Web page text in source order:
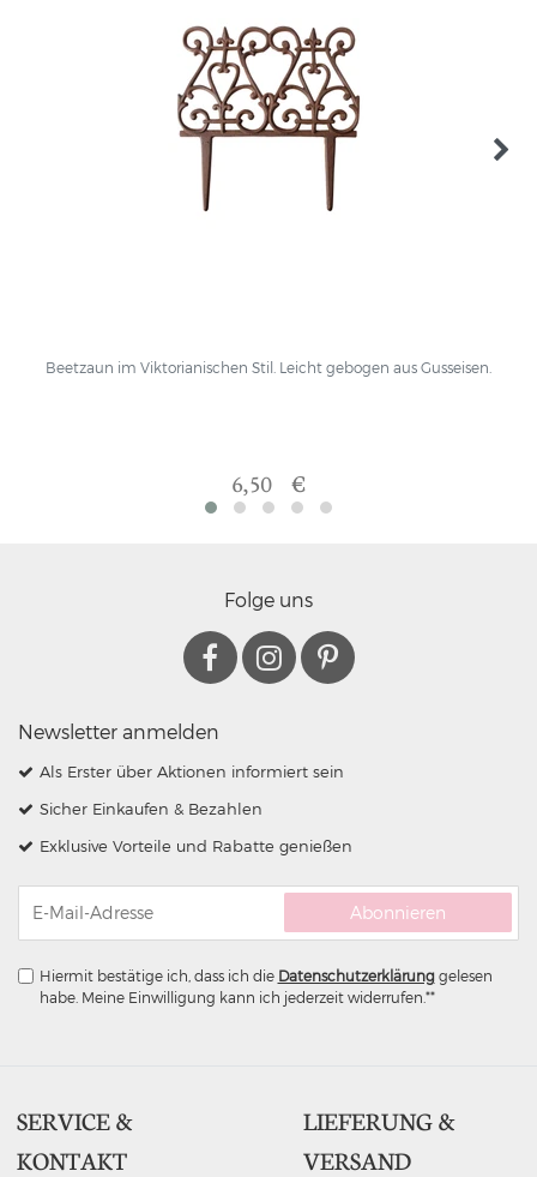
Beetzaun im Viktorianischen Stil. Leicht gebogen aus Gusseisen.
6,50 €
Folge uns
Newsletter anmelden
Als Erster über Aktionen informiert sein
Sicher Einkaufen & Bezahlen
Exklusive Vorteile und Rabatte genießen
Abonnieren
Hiermit bestätige ich, dass ich die Daten­schutz­erklärunggelesen
habe. Meine Einwilligung kann ich jederzeit widerrufen.**
SERVICE &
KONTAKT
LIEFERUNG &
VERSAND